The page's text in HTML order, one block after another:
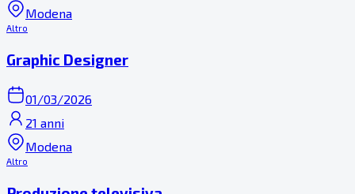
Modena
Altro
Graphic Designer
01/03/2026
21 anni
Modena
Altro